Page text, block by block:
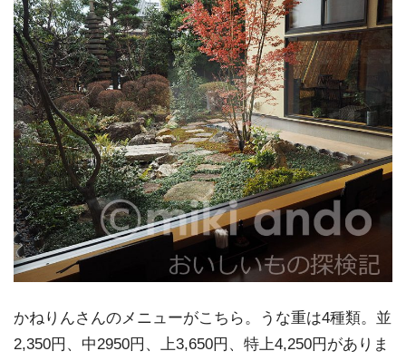
かねりんさんのメニューがこちら。うな重は4種類。並
2,350円、中2950円、上3,650円、特上4,250円がありま